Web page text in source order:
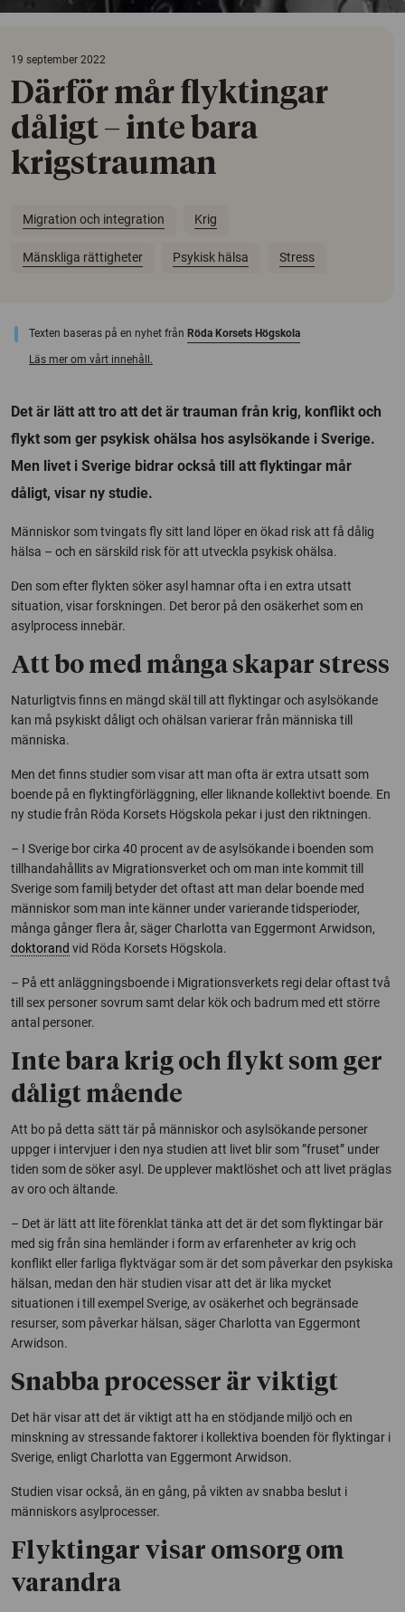
19 september 2022
Därför mår flyktingar
dåligt – inte bara
krigstrauman
Migration och integration Krig
Mänskliga rättigheter Psykisk hälsa Stress
Texten baseras på en nyhet från Röda Korsets Högskola
Läs mer om vårt innehåll.
Det är lätt att tro att det är trauman från krig, konflikt och
flykt som ger psykisk ohälsa hos asylsökande i Sverige.
Men livet i Sverige bidrar också till att flyktingar mår
dåligt, visar ny studie.
Människor som tvingats fly sitt land löper en ökad risk att få dålig
hälsa – och en särskild risk för att utveckla psykisk ohälsa.
Den som efter flykten söker asyl hamnar ofta i en extra utsatt
situation, visar forskningen. Det beror på den osäkerhet som en
asylprocess innebär.
Att bo med många skapar stress
Naturligtvis finns en mängd skäl till att flyktingar och asylsökande
kan må psykiskt dåligt och ohälsan varierar från människa till
människa.
Men det finns studier som visar att man ofta är extra utsatt som
boende på en flyktingförläggning, eller liknande kollektivt boende. En
ny studie från Röda Korsets Högskola pekar i just den riktningen.
– I Sverige bor cirka 40 procent av de asylsökande i boenden som
tillhandahållits av Migrationsverket och om man inte kommit till
Sverige som familj betyder det oftast att man delar boende med
människor som man inte känner under varierande tidsperioder,
många gånger flera år, säger Charlotta van Eggermont Arwidson,
doktorand vid Röda Korsets Högskola.
– På ett anläggningsboende i Migrationsverkets regi delar oftast två
till sex personer sovrum samt delar kök och badrum med ett större
antal personer.
Inte bara krig och flykt som ger
dåligt mående
Att bo på detta sätt tär på människor och asylsökande personer
uppger i intervjuer i den nya studien att livet blir som ”fruset” under
tiden som de söker asyl. De upplever maktlöshet och att livet präglas
av oro och ältande.
– Det är lätt att lite förenklat tänka att det är det som flyktingar bär
med sig från sina hemländer i form av erfarenheter av krig och
konflikt eller farliga flyktvägar som är det som påverkar den psykiska
hälsan, medan den här studien visar att det är lika mycket
situationen i till exempel Sverige, av osäkerhet och begränsade
resurser, som påverkar hälsan, säger Charlotta van Eggermont
Arwidson.
Snabba processer är viktigt
Det här visar att det är viktigt att ha en stödjande miljö och en
minskning av stressande faktorer i kollektiva boenden för flyktingar i
Sverige, enligt Charlotta van Eggermont Arwidson.
Studien visar också, än en gång, på vikten av snabba beslut i
människors asylprocesser.
Flyktingar visar omsorg om
varandra